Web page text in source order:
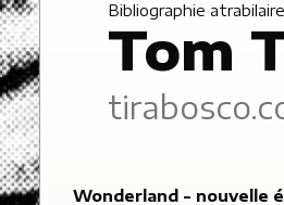
Bibliographie atrabilaire
Tom
Wonderland - nouvelle